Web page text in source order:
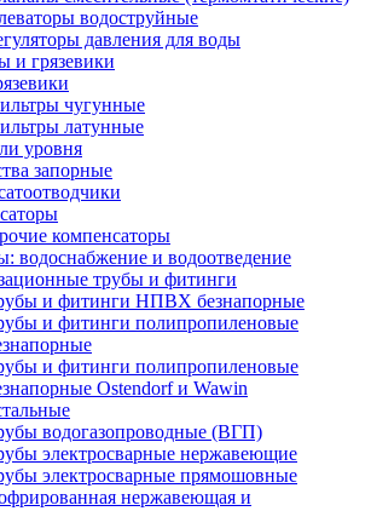
водоструйные
давления для воды
и грязевики
чугунные
латунные
уровня
запорные
компенсаторы
водоснабжение и водоотведение
трубы и фитинги
и фитинги НПВХ безнапорные
и фитинги полипропиленовые
и фитинги полипропиленовые
Ostendorf и Wawin
водогазопроводные (ВГП)
электросварные нержавеющие
электросварные прямошовные
нержавеющая и